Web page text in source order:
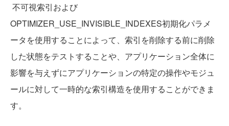
不可視索引および
OPTIMIZER_USE_INVISIBLE_INDEXES初期化パラメ
ータを使用することによって、索引を削除する前に削除
した状態をテストすることや、アプリケーション全体に
影響を与えずにアプリケーションの特定の操作やモジュ
ールに対して一時的な索引構造を使用することができま
す。